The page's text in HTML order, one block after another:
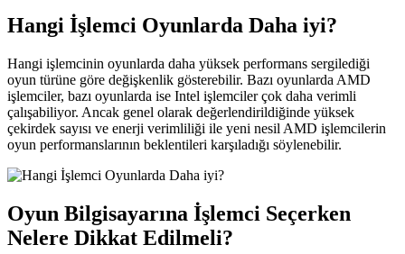
Hangi İşlemci Oyunlarda Daha iyi?
Hangi işlemcinin oyunlarda daha yüksek performans sergilediği
oyun türüne göre değişkenlik gösterebilir. Bazı oyunlarda AMD
işlemciler, bazı oyunlarda ise Intel işlemciler çok daha verimli
çalışabiliyor. Ancak genel olarak değerlendirildiğinde yüksek
çekirdek sayısı ve enerji verimliliği ile yeni nesil AMD işlemcilerin
oyun performanslarının beklentileri karşıladığı söylenebilir.
Oyun Bilgisayarına İşlemci Seçerken
Nelere Dikkat Edilmeli?